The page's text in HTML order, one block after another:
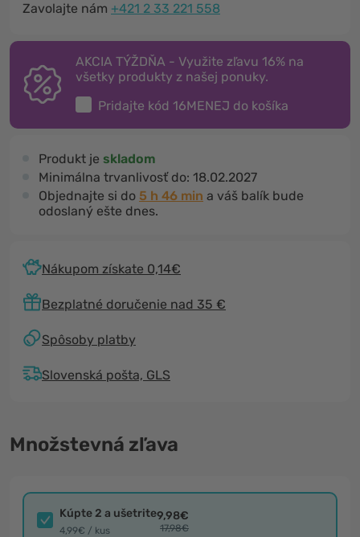
Zavolajte nám +421 2 33 221 558
AKCIA TÝŽDŇA - Využite zľavu 16% na
všetky produkty z našej ponuky.
Pridajte kód 16MENEJ do košíka
Produkt je skladom
Minimálna trvanlivosť do: 18.02.2027
Objednajte si do 5 h 46 min a váš balík bude
odoslaný ešte dnes.
Nákupom získate 0,14€
Bezplatné doručenie nad 35 €
Spôsoby platby
Slovenská pošta, GLS
Množstevná zľava
Kúpte 2 a ušetrite
4,99€ / kus
9,98€
17,98€